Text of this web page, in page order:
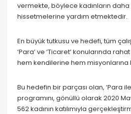
vermekte, böylece kadınların daha
hissetmelerine yardım etmektedir.
En büyük tutkusu ve hedefi, tüm
‘Para’ ve ‘Ticaret’ konularında
hem kendilerine hem misyonlarına
Bu hedefin bir parçası olan, ‘Para
programını, gönüllü olarak 2020
562 kadının katılımıyla